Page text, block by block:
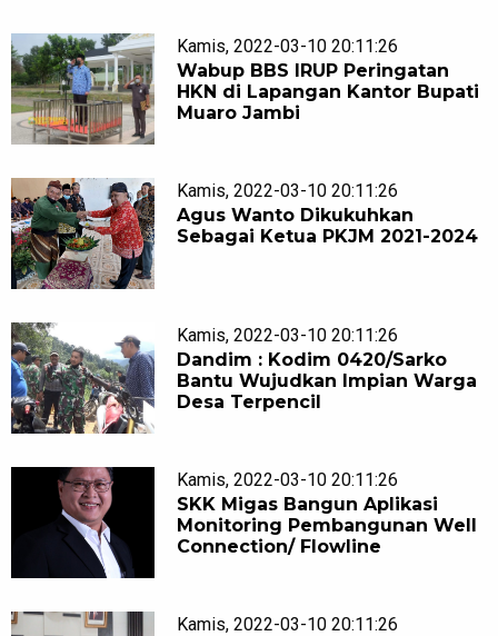
Kamis, 2022-03-10 20:11:26
Wabup BBS IRUP Peringatan
HKN di Lapangan Kantor Bupati
Muaro Jambi
Kamis, 2022-03-10 20:11:26
Agus Wanto Dikukuhkan
Sebagai Ketua PKJM 2021-2024
Kamis, 2022-03-10 20:11:26
Dandim : Kodim 0420/Sarko
Bantu Wujudkan Impian Warga
Desa Terpencil
Kamis, 2022-03-10 20:11:26
SKK Migas Bangun Aplikasi
Monitoring Pembangunan Well
Connection/ Flowline
Kamis, 2022-03-10 20:11:26